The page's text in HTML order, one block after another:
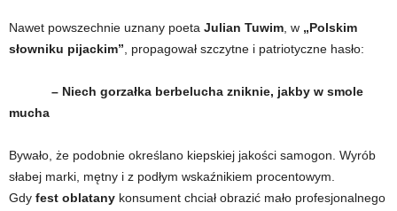
Nawet powszechnie uznany poeta Julian Tuwim , w „Polskim
słowniku pijackim” , propagował szczytne i patriotyczne hasło:
– Niech gorzałka berbelucha zniknie, jakby w smole
mucha
Bywało, że podobnie określano kiepskiej jakości samogon. Wyrób
słabej marki, mętny i z podłym wskaźnikiem procentowym.
Gdy fest oblatany konsument chciał obrazić mało profesjonalnego